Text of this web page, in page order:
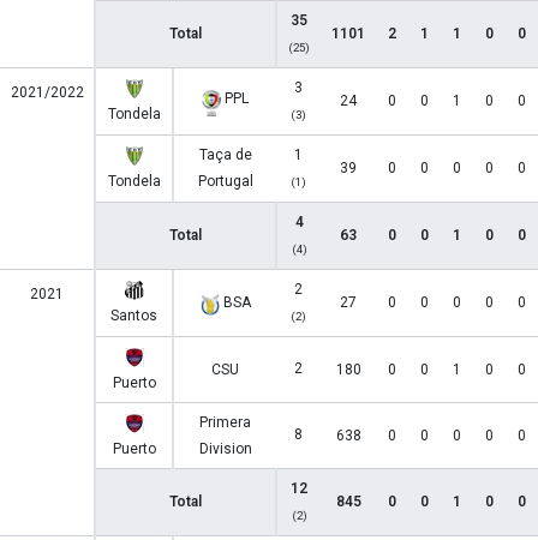
Total
35
(25)
1101 2 1 1 0 0
2021/2022
Tondela
PPL
3
(3)
24 0 0 1 0 0
Tondela
Taça de
Portugal
1
(1)
39 0 0 0 0 0
Total
4
(4)
63 0 0 1 0 0
2021
Santos
BSA
2
(2)
27 0 0 0 0 0
Puerto
CSU 2 180 0 0 1 0 0
Puerto
Primera
Division
8 638 0 0 0 0 0
Total
12
(2)
845 0 0 1 0 0